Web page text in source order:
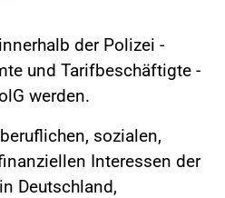
der Polizei -
und Tarifbeschäftigte -
werden.
sozialen,
Interessen der
Deutschland,